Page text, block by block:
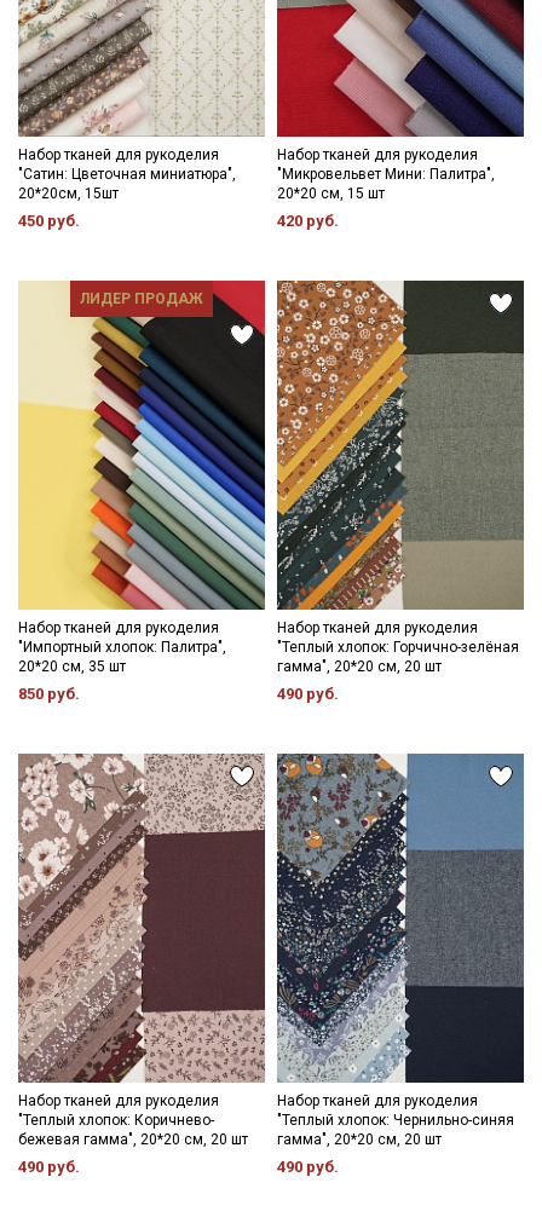
Набор тканей для рукоделия
"Сатин: Цветочная миниатюра",
20*20см, 15шт
450 руб.
Набор тканей для рукоделия
"Микровельвет Мини: Палитра",
20*20 см, 15 шт
420 руб.
ЛИДЕР ПРОДАЖ
Набор тканей для рукоделия
"Импортный хлопок: Палитра",
20*20 см, 35 шт
850 руб.
Набор тканей для рукоделия
"Теплый хлопок: Горчично-зелёная
гамма", 20*20 см, 20 шт
490 руб.
Набор тканей для рукоделия
"Теплый хлопок: Коричнево-
бежевая гамма", 20*20 см, 20 шт
490 руб.
Набор тканей для рукоделия
"Теплый хлопок: Чернильно-синяя
гамма", 20*20 см, 20 шт
490 руб.